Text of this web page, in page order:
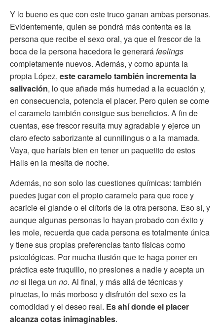
Y lo bueno es que con este truco ganan ambas personas.
Evidentemente, quien se pondrá más contenta es la
persona que recibe el sexo oral, ya que el frescor de la
boca de la persona hacedora le generaráfeelings
completamente nuevos. Además, y como apunta la
propia López, este caramelo también incrementa la
salivación, lo que añade más humedad a la ecuación y,
en consecuencia, potencia el placer. Pero quien se come
el caramelo también consigue sus beneficios. A fin de
cuentas, ese frescor resulta muy agradable y ejerce un
claro efecto saborizante al cunnilingus o a la mamada.
Vaya, que haríais bien en tener un paquetito de estos
Halls en la mesita de noche.
Además, no son solo las cuestiones químicas: también
puedes jugar con el propio caramelo para que roce y
acaricie el glande o el clítoris de la otra persona. Eso sí, y
aunque algunas personas lo hayan probado con éxito y
les mole, recuerda que cada persona es totalmente única
y tiene sus propias preferencias tanto físicas como
psicológicas. Por mucha ilusión que te haga poner en
práctica este truquillo, no presiones a nadie y acepta un
nosi llega un no. Al final, y más allá de técnicas y
piruetas, lo más morboso y disfrutón del sexo es la
comodidad y el deseo real. Es ahí donde el placer
alcanza cotas inimaginables.